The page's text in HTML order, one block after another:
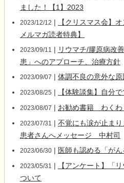
ました！【1】2023
2023/12/12 |
【クリスマス会】
メルマガ読者特典】
2023/09/11 | リウマチ/膠原病改
患」へのアプローチ、治療方針
2023/09/07 | 体調不良の意外な
2023/08/25 | 【体験談集】自分
2023/08/07 | お勧め書籍 わく
2023/07/31 | 不覚にも涙が止ま
患者さんへメッセージ 中村司
2023/06/30| 医師も認める「がん
2023/05/31 |
【アンケート】「
ついて